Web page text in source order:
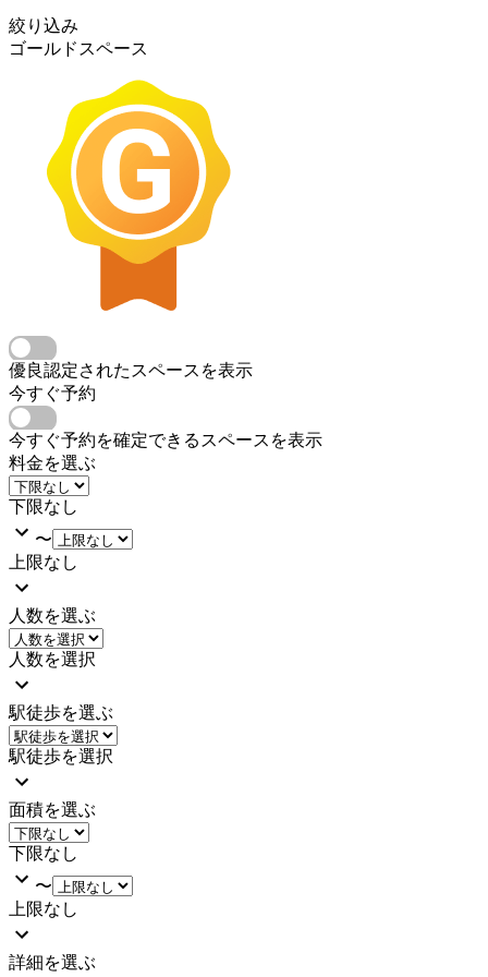
絞り込み
ゴールドスペース
優良認定されたスペースを表示
今すぐ予約
今すぐ予約を確定できるスペースを表示
料金を選ぶ
下限なし
〜
上限なし
人数を選ぶ
人数を選択
駅徒歩を選ぶ
駅徒歩を選択
面積を選ぶ
下限なし
〜
上限なし
詳細を選ぶ